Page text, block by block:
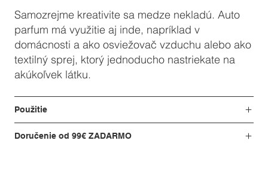
Samozrejme kreativite sa medze nekladú. Auto
parfum má využitie aj inde, napríklad v
domácnosti a ako osviežovač vzduchu alebo ako
textilný sprej, ktorý jednoducho nastriekate na
akúkoľvek látku.
Použitie
Doručenie od 99€ ZADARMO